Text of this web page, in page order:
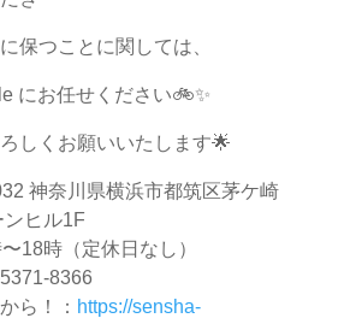
保つことに関しては、
にお任せください🚲✨
しくお願いいたします🌟
神奈川県横浜市都筑区茅ケ崎
ンヒル1F
18時（定休日なし）
8366
ら！： https://sensha-